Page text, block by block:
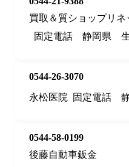
買取＆質ショップリネ
固定電話
静岡県
0544-26-3070
永松医院
固定電話
0544-58-0199
後藤自動車鈑金